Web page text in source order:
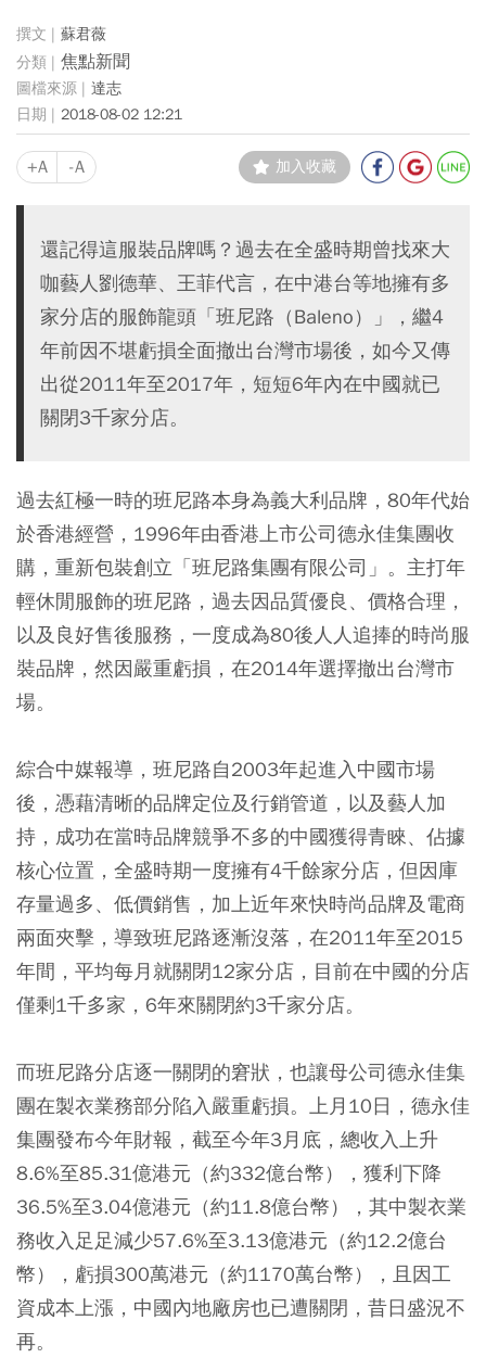
蘇君薇
焦點新聞
達志
2018-08-02 12:21
+A -A 加入收藏
還記得這服裝品牌嗎？過去在全盛時期曾找來大
咖藝人劉德華、王菲代言，在中港台等地擁有多
家分店的服飾龍頭「班尼路（Baleno）」，繼4
年前因不堪虧損全面撤出台灣市場後，如今又傳
出從2011年至2017年，短短6年內在中國就已
關閉3千家分店。
過去紅極一時的班尼路本身為義大利品牌，80年代始
於香港經營，1996年由香港上市公司德永佳集團收
購，重新包裝創立「班尼路集團有限公司」。主打年
輕休閒服飾的班尼路，過去因品質優良、價格合理，
以及良好售後服務，一度成為80後人人追捧的時尚服
裝品牌，然因嚴重虧損，在2014年選擇撤出台灣市
場。
綜合中媒報導，班尼路自2003年起進入中國市場
後，憑藉清晰的品牌定位及行銷管道，以及藝人加
持，成功在當時品牌競爭不多的中國獲得青睞、佔據
核心位置，全盛時期一度擁有4千餘家分店，但因庫
存量過多、低價銷售，加上近年來快時尚品牌及電商
兩面夾擊，導致班尼路逐漸沒落，在2011年至2015
年間，平均每月就關閉12家分店，目前在中國的分店
僅剩1千多家，6年來關閉約3千家分店。
而班尼路分店逐一關閉的窘狀，也讓母公司德永佳集
團在製衣業務部分陷入嚴重虧損。上月10日，德永佳
集團發布今年財報，截至今年3月底，總收入上升
8.6%至85.31億港元（約332億台幣），獲利下降
36.5%至3.04億港元（約11.8億台幣），其中製衣業
務收入足足減少57.6%至3.13億港元（約12.2億台
幣），虧損300萬港元（約1170萬台幣），且因工
資成本上漲，中國內地廠房也已遭關閉，昔日盛況不
再。